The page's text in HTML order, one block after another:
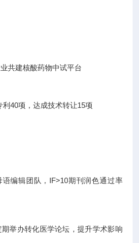
共建核酸药物中试平台
利40项，达成技术转让15项
语编辑团队，IF>10期刊润色通过率
举办转化医学论坛，提升学术影响